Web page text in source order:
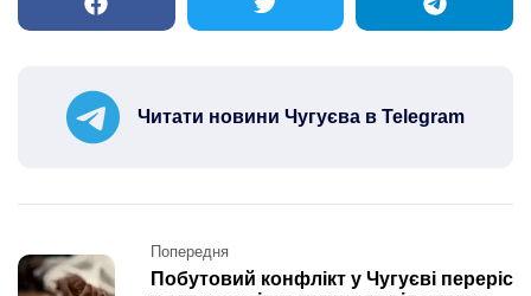
Читати новини Чугуєва в Telegram
Post
navigation
Попередня
Побутовий конфлікт у Чугуєві переріс